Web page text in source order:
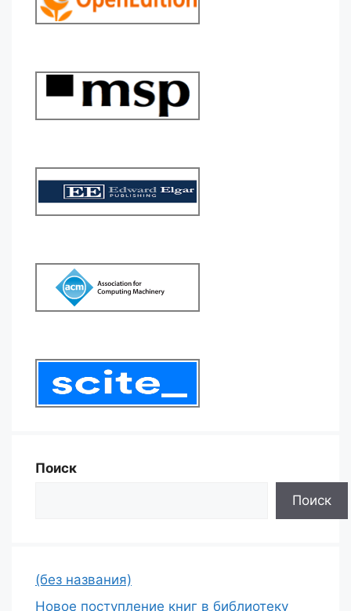
Поиск
Поиск
(без названия)
Новое поступление книг в библиотеку